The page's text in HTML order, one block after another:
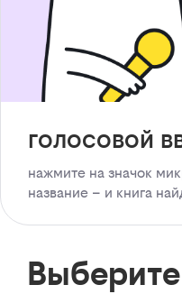
голосовой
нажмите на значок
название – и книга